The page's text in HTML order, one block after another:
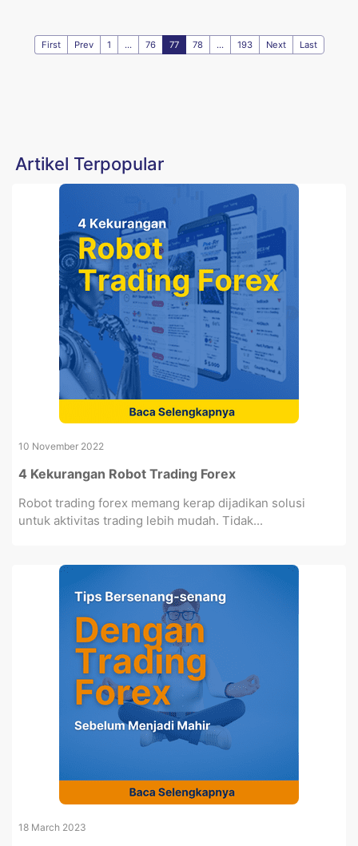
First Prev 1 ... 76 77 78 ... 193 Next Last
Artikel Terpopular
10 November 2022
4 Kekurangan Robot Trading Forex
Robot trading forex memang kerap dijadikan solusi
untuk aktivitas trading lebih mudah. Tidak...
18 March 2023